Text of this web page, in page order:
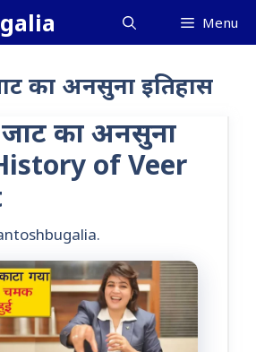
Menu
का अनसुना इतिहास
का अनसुना
of Veer